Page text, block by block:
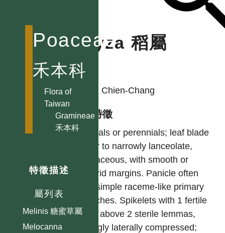
Poaceae
禾本科
Flora of
Taiwan
Gramineae
禾本科
特徵描述
屬列表
Ischaemum
鴨嘴草屬
Leersia 李氏禾屬
Leleba 孝順竹屬
Leptaspis 囊稃竹屬
Lepturus 細穗草屬
Lingnania 單竹屬
淡竹葉屬
Melica 臭草屬
Melinis 糖蜜草屬
Melocanna
Oryza 稻屬
作者
HSU, Chien-Chang
型態特徵
Annuals or perennials; leaf blade
linear to narrowly lanceolate,
herbaceous, with smooth or
scabrid margins. Panicle often
with simple raceme-like primary
branches. Spikelets with 1 fertile
floret above 2 sterile lemmas,
strongly laterally compressed;